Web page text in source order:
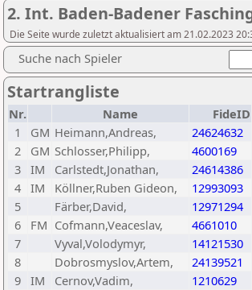
2. Int. Baden-Badener
Die Seite wurde zuletzt aktualisiert am 21.02.2023
Suche nach Spieler
Startrangliste
Nr. Name FideID
1
GM Heimann,Andreas, 24624632
2
GM Schlosser,Philipp, 4600169
3 IM Carlstedt,Jonathan, 24614386
4 IM Köllner,Ruben Gideon, 12993093
5
Färber,David, 12971294
6
FM Cofmann,Veaceslav, 4661010
7
Vyval,Volodymyr, 14121530
8
Dobrosmyslov,Artem, 24139521
9 IM Cernov,Vadim, 1210629